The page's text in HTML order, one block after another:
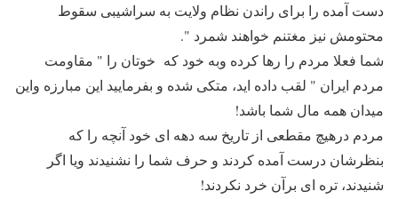
دست آمده را برای راندن نظام ولایت به سراشیبی سقوط
محتومش نیز مغتنم خواهند شمرد ".
شما فعلا مردم را رها کرده وبه خود که خوتان را " مقاومت
مردم ایران " لقب داده اید، متکی شده و بفرمایید این مبارزه واین
میدان همه مال شما باشد!
مردم درهیچ مقطعی از تاریخ سه دهه ای خود آنچه را که
بنظرشان درست آمده کردند و حرف شما را نشنیدند ویا اگر
شنیدند، تره ای برآن خرد نکردند!